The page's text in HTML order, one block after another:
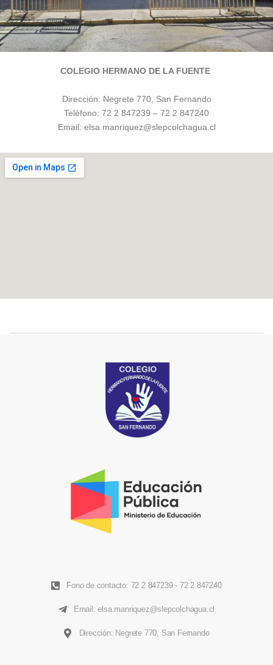
COLEGIO HERMANO DE LA FUENTE
Dirección: Negrete 770, San Fernando
Teléfono: 72 2 847239 – 72 2 847240
Email: elsa.manriquez@slepcolchagua.cl
Fono de contacto: 72 2 847239 - 72 2 847240
Email: elsa.manriquez@slepcolchagua.cl
Dirección: Negrete 770, San Fernando